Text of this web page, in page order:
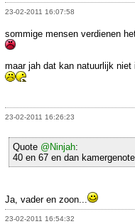
23-02-2011 16:07:58
sommige mensen verdienen
maar jah dat kan natuurlijk
23-02-2011 16:26:23
Quote @Ninjah:
40 en 67 en dan
Ja, vader en zoon...
23-02-2011 16:54:32